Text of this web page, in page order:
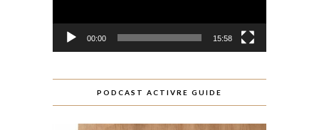
00:00 15:58
PODCAST ACTIVRE GUIDE